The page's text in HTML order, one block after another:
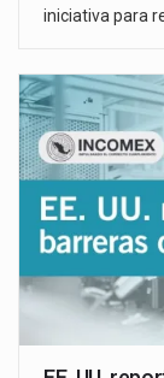
iniciativa para